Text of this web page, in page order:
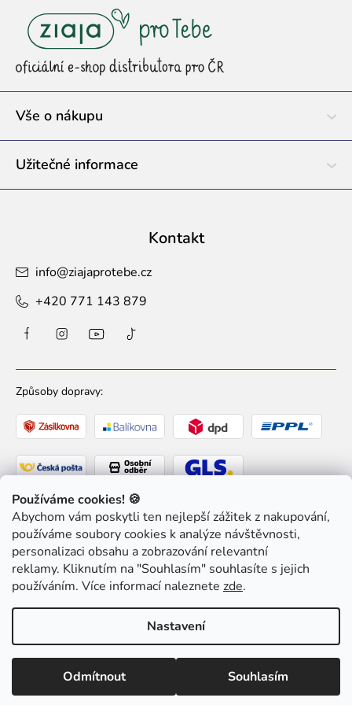
Používáme cookies! 🍪
Abychom vám poskytli ten nejlepší zážitek z nakupování,
používáme soubory cookies k analýze návštěvnosti,
personalizaci obsahu a zobrazování relevantní
reklamy. Kliknutím na "Souhlasím" souhlasíte s jejich
používáním. Více informací naleznete zde.
Nastavení
Odmítnout Souhlasím
t
Vše o nákupu
Užitečné informace
Kontakt
info@ziajaprotebe.cz
+420 771 143 879
Způsoby dopravy:
Způsoby platby:
Vytvořil Shoptet
Ziaja pro Tebe
Upravit nastavení cookies